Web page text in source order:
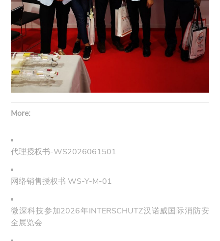
More:
代理授权书-WS2026061501
网络销售授权书 WS-Y-M-01
微深科技参加2026年INTERSCHUTZ汉诺威国际消防安
全展览会